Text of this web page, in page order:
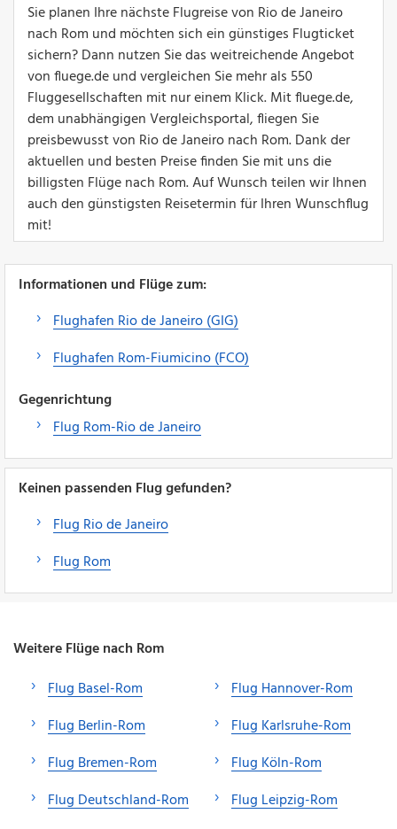
Sie planen Ihre nächste Flugreise von Rio de Janeiro
nach Rom und möchten sich ein günstiges Flugticket
sichern? Dann nutzen Sie das weitreichende Angebot
von fluege.de und vergleichen Sie mehr als 550
Fluggesellschaften mit nur einem Klick. Mit fluege.de,
dem unabhängigen Vergleichsportal, fliegen Sie
preisbewusst von Rio de Janeiro nach Rom. Dank der
aktuellen und besten Preise finden Sie mit uns die
billigsten Flüge nach Rom. Auf Wunsch teilen wir Ihnen
auch den günstigsten Reisetermin für Ihren Wunschflug
mit!
Informationen und Flüge zum:
Flughafen Rio de Janeiro (GIG)
Flughafen Rom-Fiumicino (FCO)
Gegenrichtung
Flug Rom-Rio de Janeiro
Keinen passenden Flug gefunden?
Flug Rio de Janeiro
Flug Rom
Weitere Flüge nach Rom
Flug Basel-Rom
Flug Berlin-Rom
Flug Bremen-Rom
Flug Deutschland-Rom
Flug Hannover-Rom
Flug Karlsruhe-Rom
Flug Köln-Rom
Flug Leipzig-Rom